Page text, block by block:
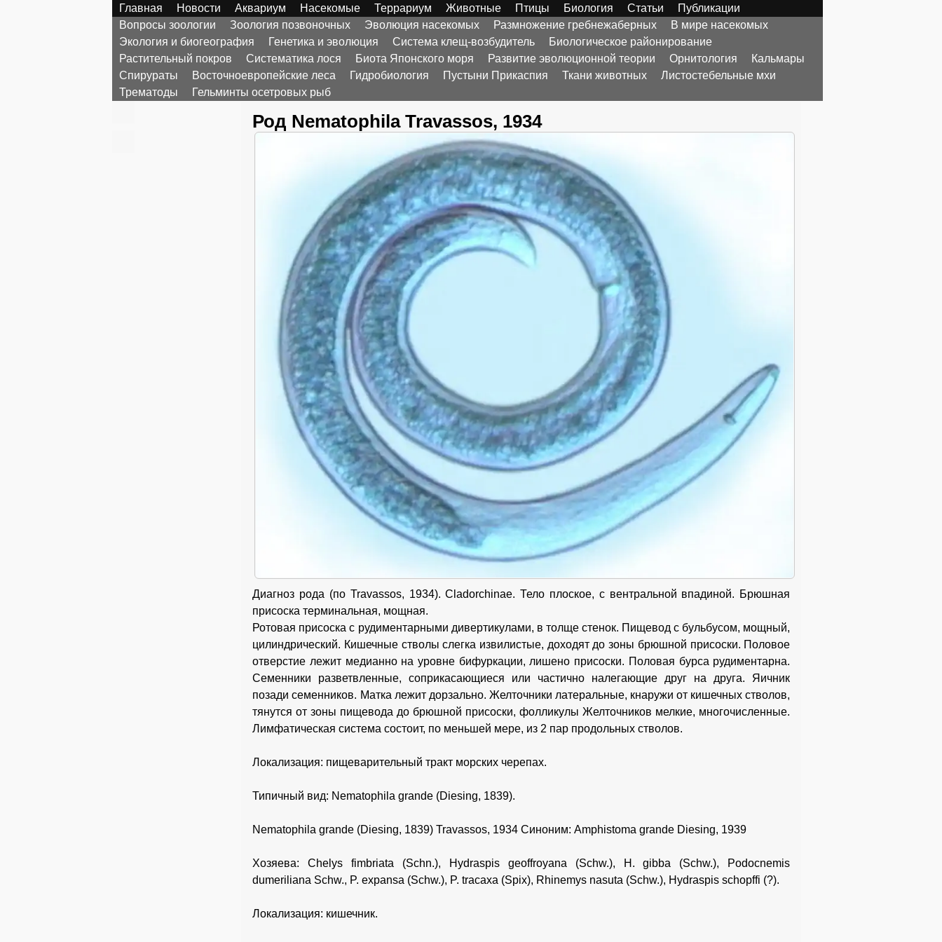
Главная Новости Аквариум Насекомые Террариум Животные Птицы Биология Статьи
Публикации
Вопросы зоологии
Зоология позвоночных Эволюция насекомых Размножение гребнежаберных
В мире насекомых
Экология и биогеография
Генетика и эволюция Система клещ-возбудитель
Биологическое районирование
Растительный покров
Систематика лося Биота Японского моря Развитие эволюционной теории Орнитология
Кальмары
Спирураты
Восточноевропейские леса Гидробиология Пустыни Прикаспия Ткани животных
Листостебельные мхи
Трематоды
Гельминты осетровых рыб
Род Nematophila Travassos, 1934
Диагноз родa (по Travassos, 1934). Cladorchinae. Тело плоское, с вентральной впадиной. Брюшная
присоска терминальная, мощная.
Ротовая присоска с рудиментарными дивертикулами, в толще стенок. Пищевод с бульбусом, мощный,
цилиндрический. Кишечные стволы слегка извилистые, доходят до зоны брюшной присоски. Половое
отверстие лежит медианно на уровне бифуркации, лишено присоски. Половая бурса рудиментарна.
Семенники разветвленные, соприкасающиеся или частично налегающие друг на друга. Яичник
позади семенников. Матка лежит дорзально. Желточники латеральные, кнаружи от кишечных стволов,
тянутся от зоны пищевода до брюшной присоски, фолликулы Желточников мелкие, многочисленные.
Лимфатическая система состоит, по меньшей мере, из 2 пар продольных стволов.
Локализация: пищеварительный тракт морских черепах.
Типичный вид: Nematophila grande (Diesing, 1839).
Nematophila grande (Diesing, 1839) Travassos, 1934 Синоним: Amphistoma grande Diesing, 1939
Хозяева: Chelys fimbriata (Schn.), Hydraspis geoffroyana (Schw.), H. gibba (Schw.), Podocnemis
dumeriliana Schw., P. expansa (Schw.), P. tracaxa (Spix), Rhinemys nasuta (Schw.), Hydraspis schopffi (?).
Локализация: кишечник.